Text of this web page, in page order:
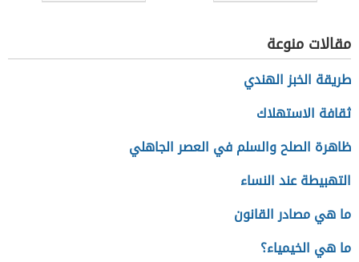
مقالات منوعة
طريقة الخبز الهندي
ثقافة الاستهلاك
ظاهرة الصلح والسلم في العصر الجاهلي
التهبيطة عند النساء
ما هي مصادر القانون
ما هي الخيمياء؟